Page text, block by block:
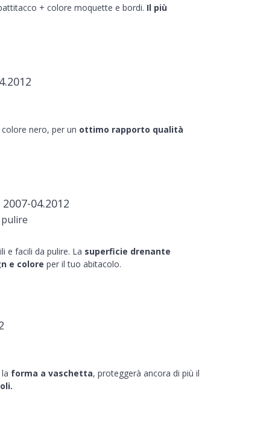
+ colore moquette e bordi. Il più
nero, per un ottimo rapporto qualità
04.2012
e facili da pulire. La superficie drenante
e colore per il tuo abitacolo.
forma a vaschetta, proteggerà ancora di più il